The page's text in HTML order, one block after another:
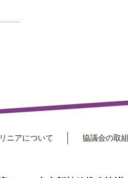
リニアについて 協議会の取組